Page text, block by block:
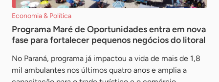
Economia & Política
Programa Maré de Oportunidades entra em nova
fase para fortalecer pequenos negócios do litoral
No Paraná, programa já impactou a vida de mais de 1,8
mil ambulantes nos últimos quatro anos e amplia a